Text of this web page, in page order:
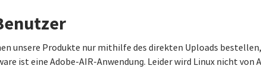
unsere Produkte nur mithilfe des direkten Uploads
ist eine Adobe-AIR-Anwendung. Leider wird Linux nicht